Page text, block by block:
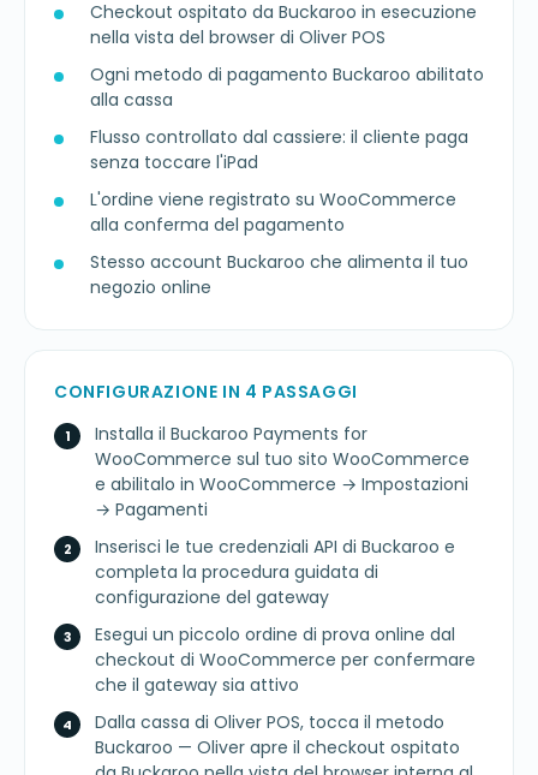
Checkout ospitato da Buckaroo in esecuzione
nella vista del browser di Oliver POS
Ogni metodo di pagamento Buckaroo abilitato
alla cassa
Flusso controllato dal cassiere: il cliente paga
senza toccare l'iPad
L'ordine viene registrato su WooCommerce
alla conferma del pagamento
Stesso account Buckaroo che alimenta il tuo
negozio online
CONFIGURAZIONE IN 4 PASSAGGI
Installa il Buckaroo Payments for
WooCommerce sul tuo sito WooCommerce
e abilitalo in WooCommerce → Impostazioni
→ Pagamenti
Inserisci le tue credenziali API di Buckaroo e
completa la procedura guidata di
configurazione del gateway
Esegui un piccolo ordine di prova online dal
checkout di WooCommerce per confermare
che il gateway sia attivo
Dalla cassa di Oliver POS, tocca il metodo
Buckaroo — Oliver apre il checkout ospitato